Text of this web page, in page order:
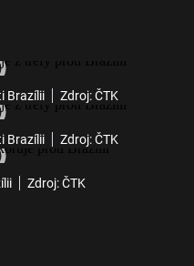
Brazílii Zdroj: ČTK
Brazílii Zdroj: ČTK
Zdroj: ČTK